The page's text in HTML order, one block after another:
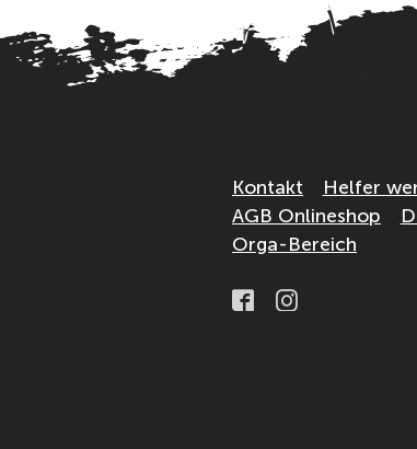
Kontakt Helfer
AGB Onlineshop
Orga-Bereich